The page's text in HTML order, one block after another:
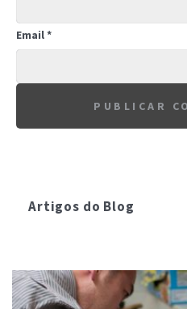
Email*
Artigos do Blog